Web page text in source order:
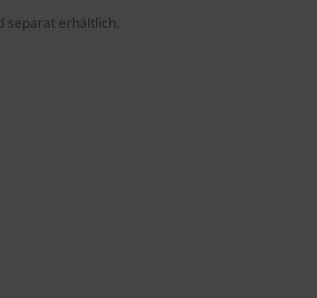
separat erhältlich.